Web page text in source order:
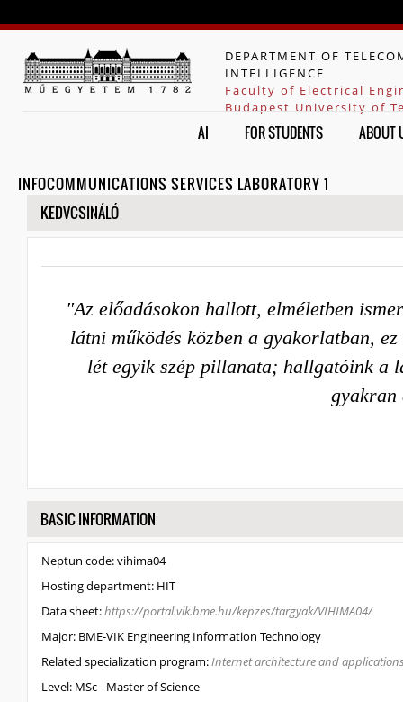
DEPARTMENT OF
INTELLIGENCE
Faculty of Electrical
Budapest University of
AI FOR STUDENTS ABOUT
INFOCOMMUNICATIONS SERVICES LABORATORY 1
HIDE
KEDVCSINÁLÓ
"Az előadásokon hallott, elméletben
látni működés közben a gyakorlatban,
lét egyik szép pillanata; hallgatóink a
gyakran
HIDE
BASIC INFORMATION
Neptun code:vihima04
Hosting department: HIT
Data sheet:https://portal.vik.bme.hu/kepzes/targyak/VIHIMA04/
Major: BME-VIK Engineering Information Technology
Related specialization program:Internet architecture and
Level: MSc - Master of Science